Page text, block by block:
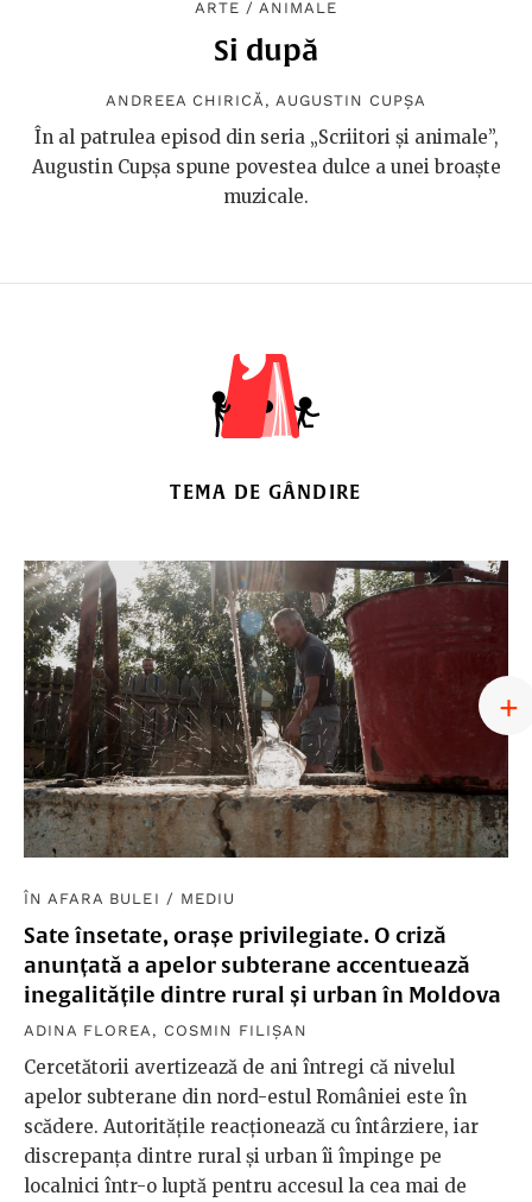
ARTE / ANIMALE
Si după
ANDREEA CHIRICĂ , AUGUSTIN CUPȘA
În al patrulea episod din seria „Scriitori și animale”,
Augustin Cupșa spune povestea dulce a unei broaște
muzicale.
TEMA DE GÂNDIRE
ÎN AFARA BULEI / MEDIU
Sate însetate, orașe privilegiate. O criză
anunțată a apelor subterane accentuează
inegalitățile dintre rural și urban în Moldova
ADINA FLOREA , COSMIN FILIȘAN
Cercetătorii avertizează de ani întregi că nivelul
apelor subterane din nord-estul României este în
scădere. Autoritățile reacționează cu întârziere, iar
discrepanța dintre rural și urban îi împinge pe
localnici într-o luptă pentru accesul la cea mai de